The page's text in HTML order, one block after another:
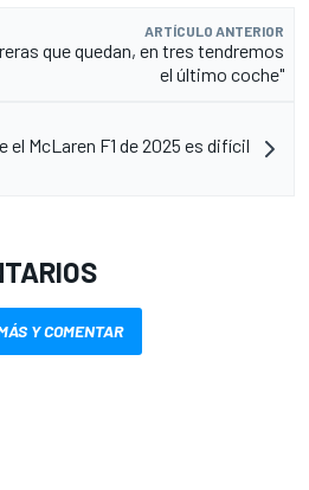
ARTÍCULO ANTERIOR
que quedan, en tres tendremos
el último coche"
McLaren F1 de 2025 es difícil
Y COMENTAR